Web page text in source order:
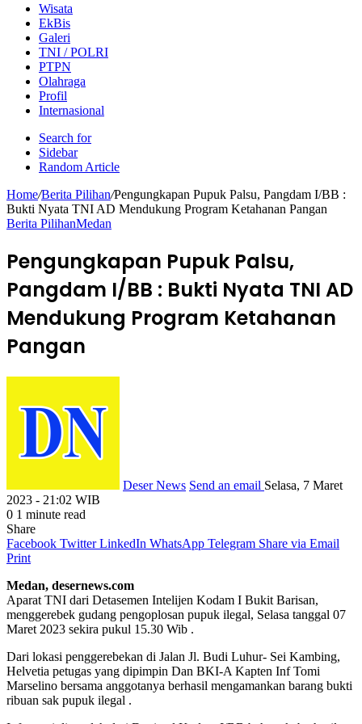
Wisata
EkBis
Galeri
TNI / POLRI
PTPN
Olahraga
Profil
Internasional
Search for
Sidebar
Random Article
Home/Berita Pilihan/Pengungkapan Pupuk Palsu, Pangdam I/BB :
Bukti Nyata TNI AD Mendukung Program Ketahanan Pangan
Berita PilihanMedan
Pengungkapan Pupuk Palsu,
Pangdam I/BB : Bukti Nyata TNI AD
Mendukung Program Ketahanan
Pangan
Deser News Send an email Selasa, 7 Maret
2023 - 21:02 WIB
0 1 minute read
Share
Facebook Twitter LinkedIn WhatsApp Telegram Share via Email
Print
Medan, desernews.com
Aparat TNI dari Detasemen Intelijen Kodam I Bukit Barisan,
menggerebek gudang pengoplosan pupuk ilegal, Selasa tanggal 07
Maret 2023 sekira pukul 15.30 Wib .
Dari lokasi penggerebekan di Jalan Jl. Budi Luhur- Sei Kambing,
Helvetia petugas yang dipimpin Dan BKI-A Kapten Inf Tomi
Marselino bersama anggotanya berhasil mengamankan barang bukti
ribuan sak pupuk ilegal .